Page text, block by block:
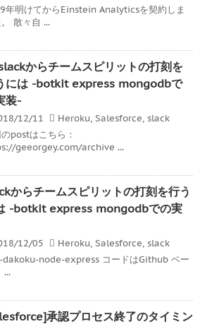
年明けてからEinstein Analyticsを契約しま
。 散々自 ...
からチームスピリットの打刻を
には -botkit express mongodbで
装-
12/11 Heroku, Salesforce, slack
postはこちら：
geeorgey.com/archive ...
からチームスピリットの打刻を行う
-botkit express mongodbでの実
12/05 Heroku, Salesforce, slack
node-express コードはGithub ベー
...
承認プロセス終了のタイミン